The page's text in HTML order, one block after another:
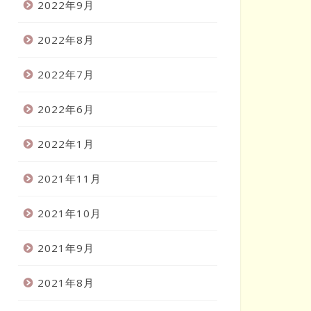
2022年9月
2022年8月
2022年7月
2022年6月
2022年1月
2021年11月
2021年10月
2021年9月
2021年8月